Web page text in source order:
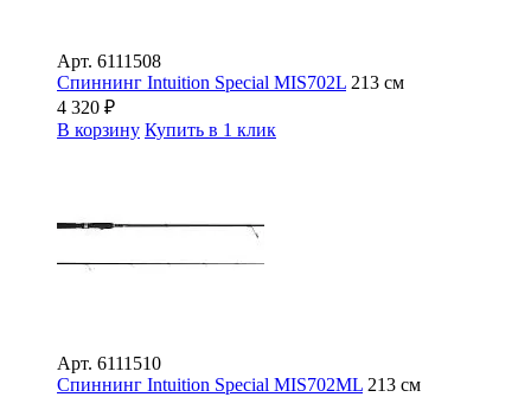
Арт. 6111508
Спиннинг Intuition Special MIS702L 213 см
4 320 ₽
В корзину Купить в 1 клик
Арт. 6111510
Спиннинг Intuition Special MIS702ML 213 см